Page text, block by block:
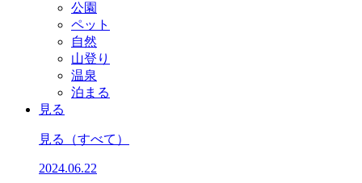
公園
ペット
自然
山登り
温泉
泊まる
見る
見る （すべて）
2024.06.22